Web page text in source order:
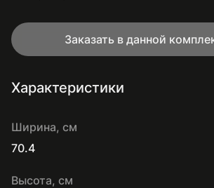
Заказать в данной
Характеристики
Ширина, см
70.4
Высота, см